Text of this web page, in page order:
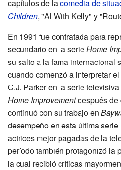
capítulos de lacomedia de
Children, "Al With Kelly" y
En 1991 fue contratada para
secundario en la serieHome
su salto a la fama internacional
cuando comenzó a interpretar
C.J. Parker en la serie televisiva
Home Improvementdespués de
continuó con su trabajo en
desempeño en esta última
actrices mejor pagadas de la
período también protagonizó la
la cual recibió críticas